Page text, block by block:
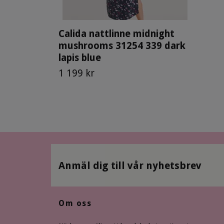
Calida nattlinne midnight
mushrooms 31254 339 dark
lapis blue
1 199 kr
Anmäl dig till vår nyhetsbrev
Om oss